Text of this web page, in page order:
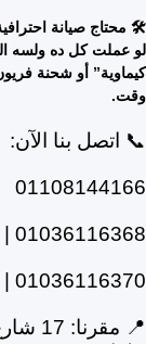
🛠️ محتاج صيانة
لو عملت كل ده ولسه
كيماوية” أو شحنة
وقت.
📞 اتصل بنا الآن:
01108144166
01036116368 | 01131430931
01036116370 | 01131430932